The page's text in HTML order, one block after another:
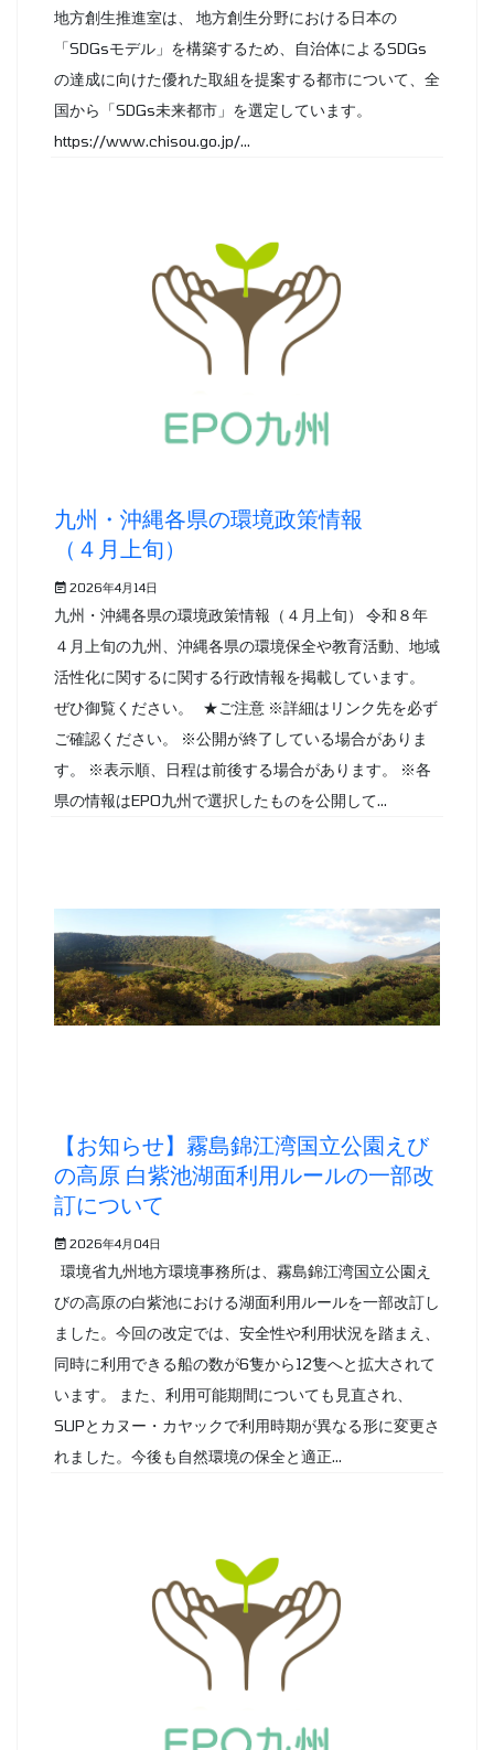
地方創生推進室は、 地方創生分野における日本の
「SDGsモデル」を構築するため、自治体によるSDGs
の達成に向けた優れた取組を提案する都市について、全
国から「SDGs未来都市」を選定しています。
https://www.chisou.go.jp/...
九州・沖縄各県の環境政策情報
（４月上旬）
2026年4月14日
九州・沖縄各県の環境政策情報（４月上旬） 令和８年
４月上旬の九州、沖縄各県の環境保全や教育活動、地域
活性化に関するに関する行政情報を掲載しています。
ぜひ御覧ください。 ★ご注意 ※詳細はリンク先を必ず
ご確認ください。 ※公開が終了している場合がありま
す。 ※表示順、日程は前後する場合があります。 ※各
県の情報はEPO九州で選択したものを公開して...
【お知らせ】霧島錦江湾国立公園えび
の高原 白紫池湖面利用ルールの一部改
訂について
2026年4月04日
環境省九州地方環境事務所は、霧島錦江湾国立公園え
びの高原の白紫池における湖面利用ルールを一部改訂し
ました。今回の改定では、安全性や利用状況を踏まえ、
同時に利用できる船の数が6隻から12隻へと拡大されて
います。 また、利用可能期間についても見直され、
SUPとカヌー・カヤックで利用時期が異なる形に変更さ
れました。今後も自然環境の保全と適正...